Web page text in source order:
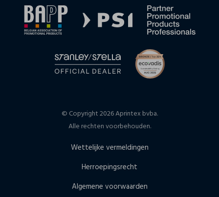
© Copyright 2026 Aprintex bvba.
Alle rechten voorbehouden.
Wettelijke vermeldingen
Herroepingsrecht
Algemene voorwaarden